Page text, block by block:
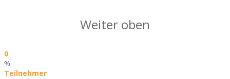
Weiter oben
0
%
Teilnehmer